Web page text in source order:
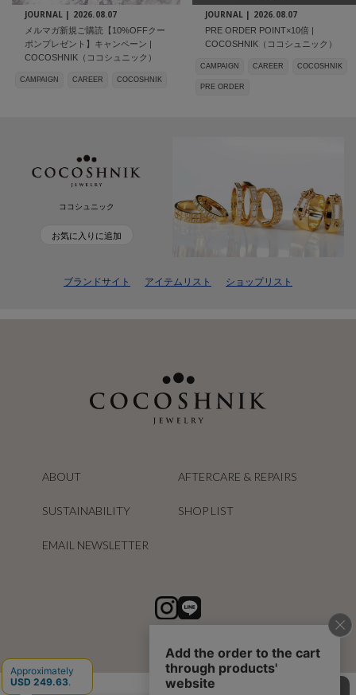
JOURNAL | 2026.08.07
メルマガ新規ご購読【10%OFFクー
ポンプレゼント】キャンペーン |
COCOSHNIK（ココシュニック）
CAMPAIGN CAREER COCOSHNIK
JOURNAL | 2026.08.07
PRE ORDER POINT×10倍 |
COCOSHNIK（ココシュニック）
CAMPAIGN CAREER COCOSHNIK
PRE ORDER
ココシュニック
お気に入りに追加
ブランドサイト アイテムリスト ショップリスト
ABOUT AFTERCARE & REPAIRS
SUSTAINABILITY SHOP LIST
EMAIL NEWSLETTER